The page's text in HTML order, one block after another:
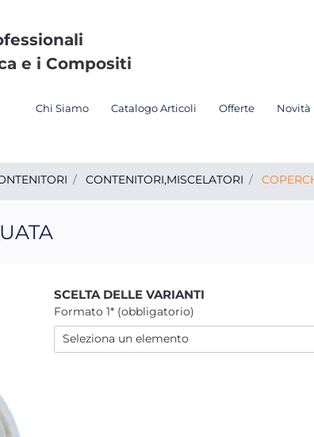
e i Compositi
Chi Siamo Catalogo Articoli Offerte Novità
CONTENITORI,MISCELATORI
SCELTA DELLE VARIANTI
Formato 1* (obbligatorio)
Seleziona un elemento